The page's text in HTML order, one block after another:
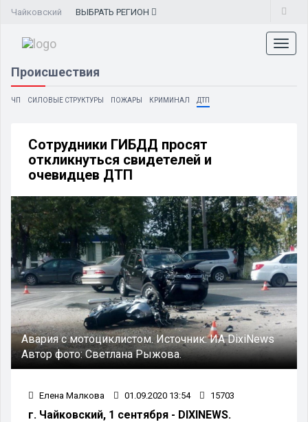
Чайковский ВЫБРАТЬ РЕГИОН
Происшествия
ЧП СИЛОВЫЕ СТРУКТУРЫ ПОЖАРЫ КРИМИНАЛ ДТП
Сотрудники ГИБДД просят
откликнуться свидетелей и
очевидцев ДТП
Авария с мотоциклистом.Источник:ИА DixiNews
Автор фото:Светлана Рыжова.
Елена Малкова 01.09.2020 13:54 15703
г. Чайковский, 1 сентября - DIXINEWS.